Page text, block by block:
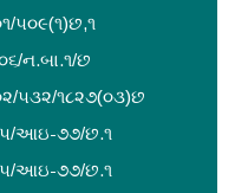
૫૦૯(૧)છ,૧
ન.બા.૧/છ
૫૩૨/૧૮૨૭(૦૩)છ
આઇ-૭૭/છ.૧
આઇ-૭૭/છ.૧